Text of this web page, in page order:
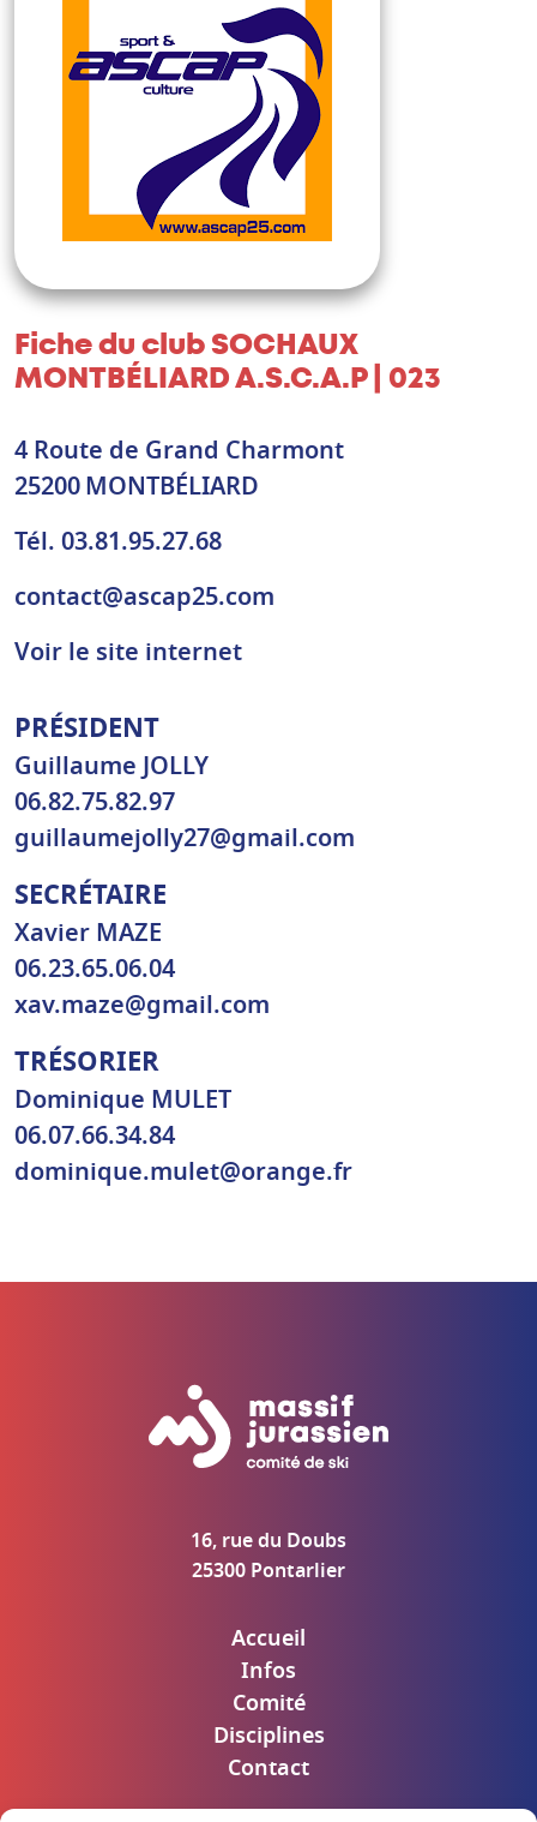
Fiche du clubSOCHAUX
MONTBÉLIARD A.S.C.A.P | 023
4 Route de Grand Charmont
25200 MONTBÉLIARD
Tél. 03.81.95.27.68
contact@ascap25.com
Voir le site internet
PRÉSIDENT
Guillaume JOLLY
06.82.75.82.97
guillaumejolly27@gmail.com
SECRÉTAIRE
Xavier MAZE
06.23.65.06.04
xav.maze@gmail.com
TRÉSORIER
Dominique MULET
06.07.66.34.84
dominique.mulet@orange.fr
16, rue du Doubs
25300 Pontarlier
Accueil
Infos
Comité
Disciplines
Contact